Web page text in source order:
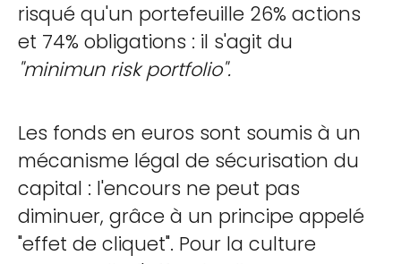
risqué qu'un portefeuille 26% actions
et 74% obligations : il s'agit du
"minimun risk portfolio".
Les fonds en euros sont soumis à un
mécanisme légal de sécurisation du
capital : l'encours ne peut pas
diminuer, grâce à un principe appelé
"effet de cliquet". Pour la culture